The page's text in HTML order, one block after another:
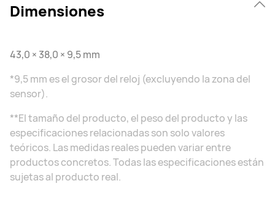
Dimensiones
43,0 × 38,0 × 9,5 mm
*9,5 mm es el grosor del reloj (excluyendo la zona del
sensor).
**El tamaño del producto, el peso del producto y las
especificaciones relacionadas son solo valores
teóricos. Las medidas reales pueden variar entre
productos concretos. Todas las especificaciones están
sujetas al producto real.